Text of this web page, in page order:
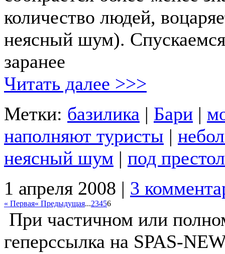
количество людей,
неясный шум).
заранее
Читать далее >>>
Метки: базилика | Бари |
наполняют туристы |
неясный шум | под
1 апреля 2008 | 3
« Первая« Предыдущая...23456
При частичном или
геперссылка на SPAS-